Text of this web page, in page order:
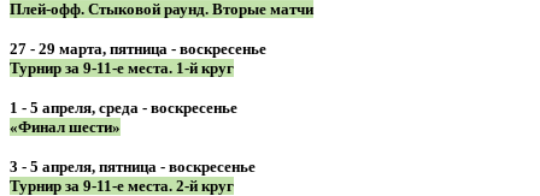
Плей-офф. Стыковой раунд. Вторые матчи
27 - 29 марта, пятница - воскресенье
Турнир за 9-11-е места. 1-й круг
1 - 5 апреля, среда - воскресенье
«Финал шести»
3 - 5 апреля, пятница - воскресенье
Турнир за 9-11-е места. 2-й круг